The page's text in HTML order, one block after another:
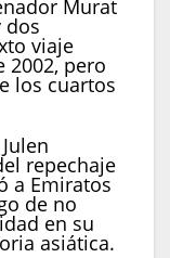
Murat
dos
viaje
2002, pero
los cuartos
repechaje
a Emiratos
de no
en su
asiática.